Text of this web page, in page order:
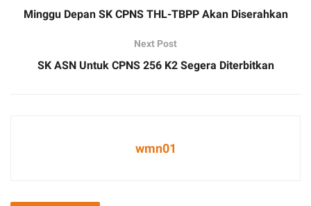
Minggu Depan SK CPNS THL-TBPP Akan Diserahkan
Next Post
SK ASN Untuk CPNS 256 K2 Segera Diterbitkan
wmn01